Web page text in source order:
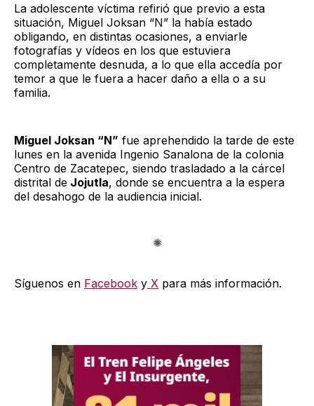
La adolescente víctima refirió que previo a esta
situación, Miguel Joksan “N” la había estado
obligando, en distintas ocasiones, a enviarle
fotografías y vídeos en los que estuviera
completamente desnuda, a lo que ella accedía por
temor a que le fuera a hacer daño a ella o a su
familia.
Miguel Joksan “N” fue aprehendido la tarde de este
lunes en la avenida Ingenio Sanalona de la colonia
Centro de Zacatepec, siendo trasladado a la cárcel
distrital de Jojutla, donde se encuentra a la espera
del desahogo de la audiencia inicial.
Síguenos en Facebook y X para más información.